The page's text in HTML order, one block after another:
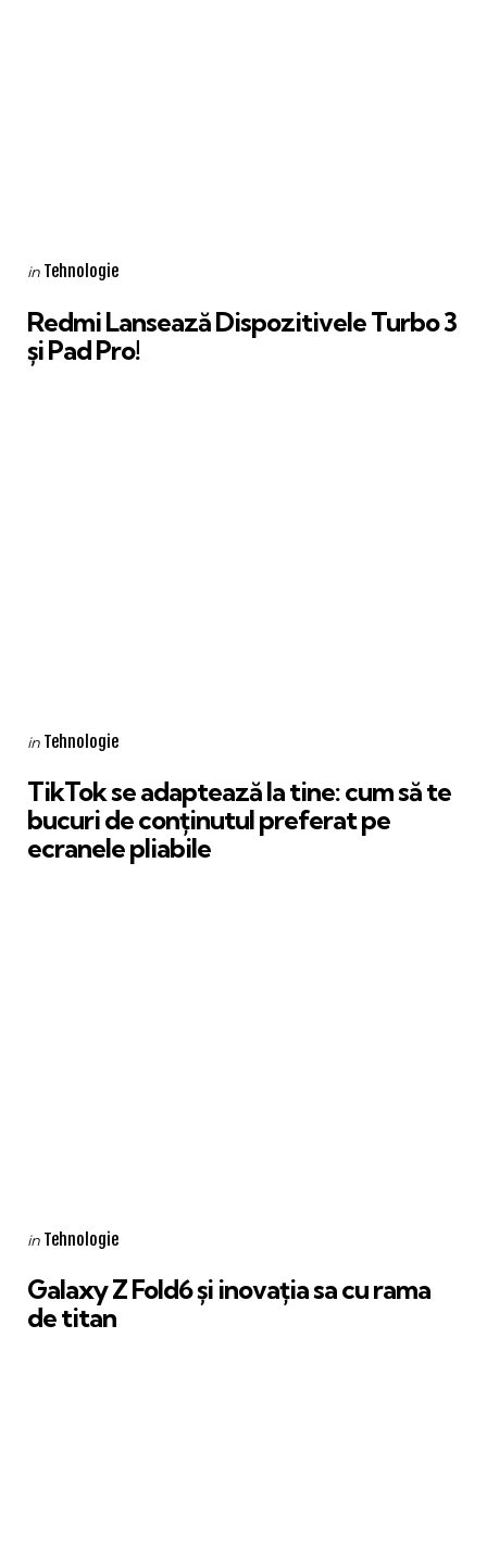
Categories
Posted
in Tehnologie
Redmi Lansează Dispozitivele Turbo 3
și Pad Pro!
Categories
Posted
in Tehnologie
TikTok se adaptează la tine: cum să te
bucuri de conținutul preferat pe
ecranele pliabile
Categories
Posted
in Tehnologie
Galaxy Z Fold6 și inovația sa cu rama
de titan